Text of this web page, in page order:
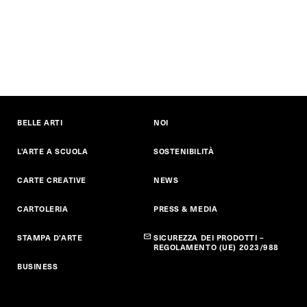
BELLE ARTI
L'ARTE A SCUOLA
CARTE CREATIVE
CARTOLERIA
STAMPA D'ARTE
BUSINESS
NOI
SOSTENIBILITÀ
NEWS
PRESS & MEDIA
SICUREZZA DEI PRODOTTI –
REGOLAMENTO (UE) 2023/988